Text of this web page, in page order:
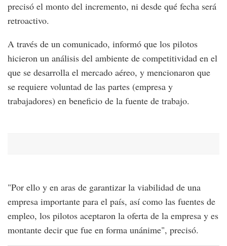
precisó el monto del incremento, ni desde qué fecha será
retroactivo.
A través de un comunicado, informó que los pilotos
hicieron un análisis del ambiente de competitividad en el
que se desarrolla el mercado aéreo, y mencionaron que
se requiere voluntad de las partes (empresa y
trabajadores) en beneficio de la fuente de trabajo.
"Por ello y en aras de garantizar la viabilidad de una
empresa importante para el país, así como las fuentes de
empleo, los pilotos aceptaron la oferta de la empresa y es
montante decir que fue en forma unánime", precisó.